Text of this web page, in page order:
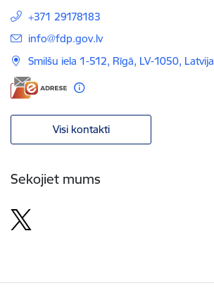
+371 29178183
E-pasts:
info@fdp.gov.lv
Smilšu iela 1-512, Rīgā, LV-1050, Latvija
Visi kontakti
Sekojiet mums